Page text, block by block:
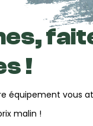
!
équipement vous
malin !